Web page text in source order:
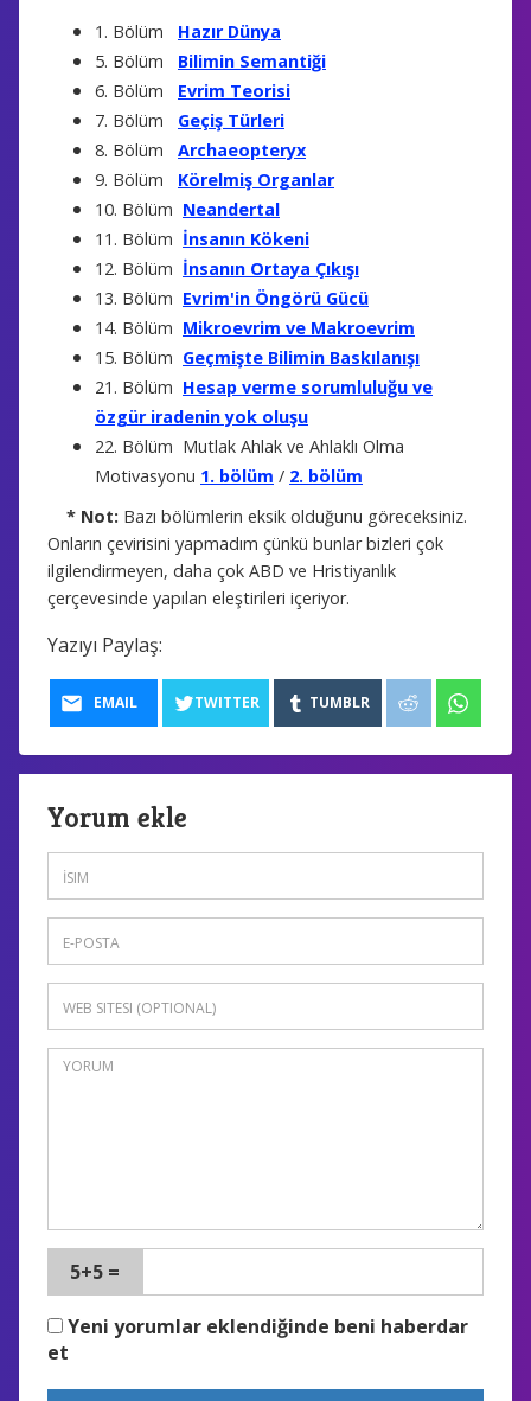
1. Bölüm Hazır Dünya
5. Bölüm Bilimin Semantiği
6. Bölüm Evrim Teorisi
7. Bölüm Geçiş Türleri
8. Bölüm
Archaeopteryx
9. Bölüm Körelmiş Organlar
10. Bölüm Neandertal
11. Bölüm İnsanın Kökeni
12. Bölüm İnsanın Ortaya Çıkışı
13. Bölüm Evrim'in Öngörü Gücü
14. Bölüm Mikroevrim ve Makroevrim
15. Bölüm Geçmişte Bilimin Baskılanışı
21. Bölüm Hesap verme sorumluluğu ve
özgür iradenin yok oluşu
22. Bölüm Mutlak Ahlak ve Ahlaklı Olma
Motivasyonu 1. bölüm / 2. bölüm
* Not: Bazı bölümlerin eksik olduğunu göreceksiniz.
Onların çevirisini yapmadım çünkü bunlar bizleri çok
ilgilendirmeyen, daha çok ABD ve Hristiyanlık
çerçevesinde yapılan eleştirileri içeriyor.
Yazıyı Paylaş:
EMAIL TWITTER TUMBLR
Yorum ekle
5+5 =
Yeni yorumlar eklendiğinde beni haberdar
et